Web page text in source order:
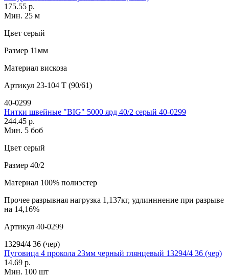
175.55 р.
Мин. 25 м
Цвет серый
Размер 11мм
Материал вискоза
Артикул 23-104 T (90/61)
40-0299
Нитки швейные "BIG" 5000 ярд 40/2 серый 40-0299
244.45 р.
Мин. 5 боб
Цвет серый
Размер 40/2
Материал 100% полиэстер
Прочее разрывная нагрузка 1,137кг, удлинннение при разрыве
на 14,16%
Артикул 40-0299
13294/4 36 (чер)
Пуговица 4 прокола 23мм черный глянцевый 13294/4 36 (чер)
14.69 р.
Мин. 100 шт